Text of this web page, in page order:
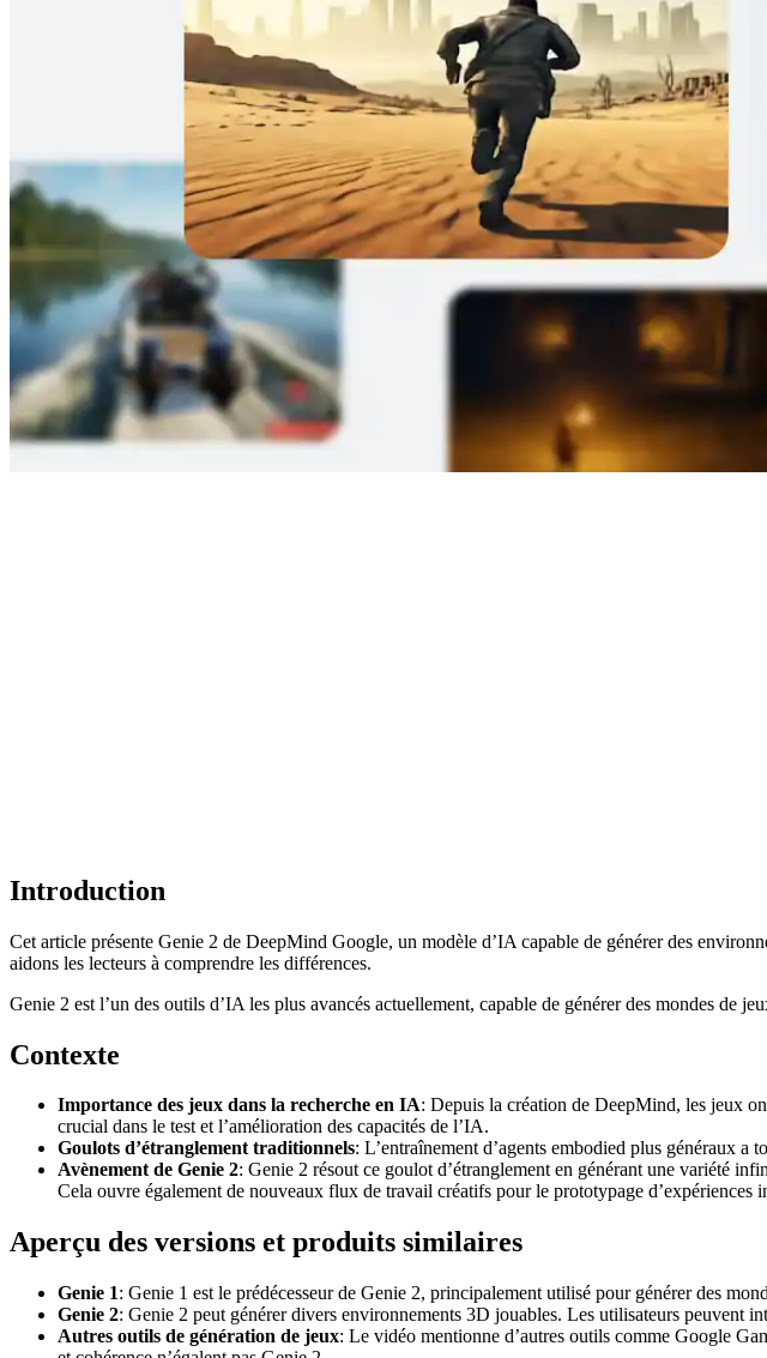
Introduction
Cet article présente Genie 2 de DeepMind Google, un modèle d’IA capable de générer des
aidons les lecteurs à comprendre les différences.
Genie 2 est l’un des outils d’IA les plus avancés actuellement, capable de générer des mondes de
Contexte
Importance des jeux dans la recherche en IA: Depuis la création de DeepMind, les jeux
crucial dans le test et l’amélioration des capacités de l’IA.
Goulots d’étranglement traditionnels: L’entraînement d’agents embodied plus généraux a
Avènement de Genie 2: Genie 2 résout ce goulot d’étranglement en générant une variété
Cela ouvre également de nouveaux flux de travail créatifs pour le prototypage d’expériences
Aperçu des versions et produits similaires
Genie 1: Genie 1 est le prédécesseur de Genie 2, principalement utilisé pour générer des
Genie 2: Genie 2 peut générer divers environnements 3D jouables. Les utilisateurs peuvent
Autres outils de génération de jeux: Le vidéo mentionne d’autres outils comme Google